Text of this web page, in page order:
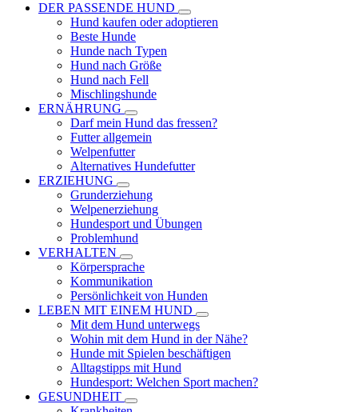
DER PASSENDE HUND
Hund kaufen oder adoptieren
Beste Hunde
Hunde nach Typen
Hund nach Größe
Hund nach Fell
Mischlingshunde
ERNÄHRUNG
Darf mein Hund das fressen?
Futter allgemein
Welpenfutter
Alternatives Hundefutter
ERZIEHUNG
Grunderziehung
Welpenerziehung
Hundesport und Übungen
Problemhund
VERHALTEN
Körpersprache
Kommunikation
Persönlichkeit von Hunden
LEBEN MIT EINEM HUND
Mit dem Hund unterwegs
Wohin mit dem Hund in der Nähe?
Hunde mit Spielen beschäftigen
Alltagstipps mit Hund
Hundesport: Welchen Sport machen?
GESUNDHEIT